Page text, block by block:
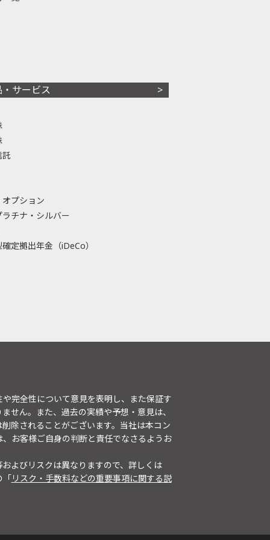
・サービス
託
プション
ラチナ・シルバー
定拠出年金（iDeCo）
完全性について意見を表明し、また保証す
せん。また、過去の実績や予想・意見は、
除されることがございます。当社は本コン
お客様ご自身の判断と責任でなさるようお
よびリスクは異なりますので、詳しくは
「リスク・手数料などの重要事項に関する説